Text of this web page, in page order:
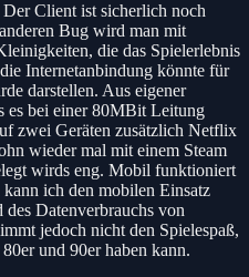
Client ist sicherlich noch
Bug wird man mit
die das Spielerlebnis
Internetanbindung könnte für
darstellen. Aus eigener
es bei einer 80MBit Leitung
zwei Geräten zusätzlich Netflix
wieder mal mit einem Steam
wirds eng. Mobil funktioniert
ich den mobilen Einsatz
Datenverbrauchs von
jedoch nicht den Spielespaß,
und 90er haben kann.